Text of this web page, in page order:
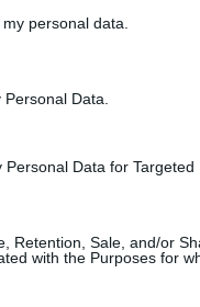
personal data.
Data.
Data for Targeted
Retention, Sale, and/or
with the Purposes for